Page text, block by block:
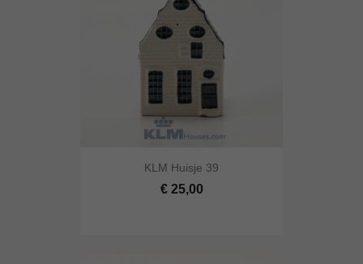
KLM Huisje 39
€ 25,00